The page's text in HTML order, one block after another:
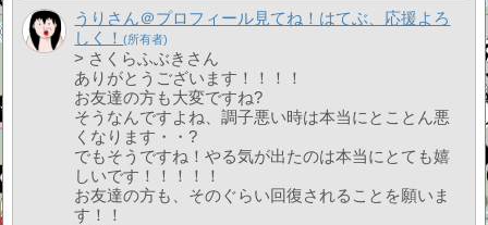
うりさん＠プロフィール見てね！はてぶ、応援よろ
しく！
> さくらふぶきさん
ありがとうございます！！！！
お友達の方も大変ですね?
そうなんですよね、調子悪い時は本当にとことん悪
くなります・・?
でもそうですね！やる気が出たのは本当にとても嬉
しいです！！！！！
お友達の方も、そのぐらい回復されることを願いま
す！！